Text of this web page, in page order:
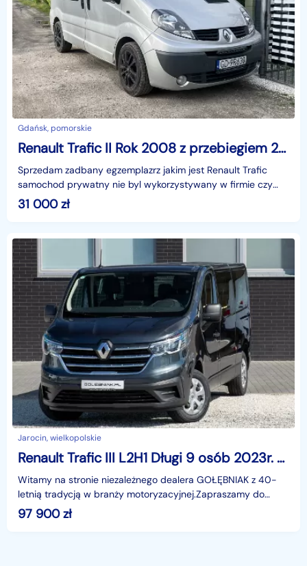
Gdańsk, pomorskie
Renault Trafic II Rok 2008 z przebiegiem 217 tys. 2.0dci ,114kmStan bardzo dobry
Sprzedam zadbany egzemplazrz jakim jest Renault Trafic
samochod prywatny nie byl wykorzystywany w firmie czy
wypozyczalniach tylko do celow prywatnych takich ja
31 000zł
Jarocin, wielkopolskie
Renault Trafic III L2H1 Długi 9 osób 2023r. Stan BDB
Witamy na stronie niezależnego dealera GOŁĘBNIAK z 40-
letnią tradycją w branży motoryzacyjnej.Zapraszamy do
odwiedzenia salonu :poniedziałek - piątek 08:00 - 16
97 900zł